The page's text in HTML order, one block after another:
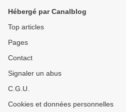
Hébergé par Canalblog
Top articles
Pages
Contact
Signaler un abus
C.G.U.
Cookies et données personnelles